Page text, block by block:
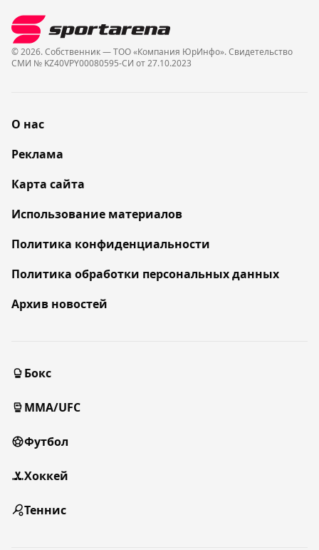
© 2026. Собственник — ТОО «Компания ЮрИнфо». Cвидетельство
СМИ № KZ40VPY00080595-СИ от 27.10.2023
О нас
Реклама
Карта сайта
Использование материалов
Политика конфиденциальности
Политика обработки персональных данных
Архив новостей
Бокс
MMA/UFC
Футбол
Хоккей
Теннис